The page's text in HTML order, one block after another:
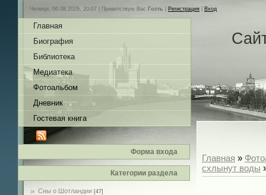
Четверг, 06.08.2026, 20:07 | Приветствую Вас Гость Регистрация Вход
Главная
Биография
Библиотека
Медиатека
Фотоальбом
Дневник
Гостевая книга
Форма входа
Категории раздела
Сны о Шотландии [47]
Главная »
схлынут воды